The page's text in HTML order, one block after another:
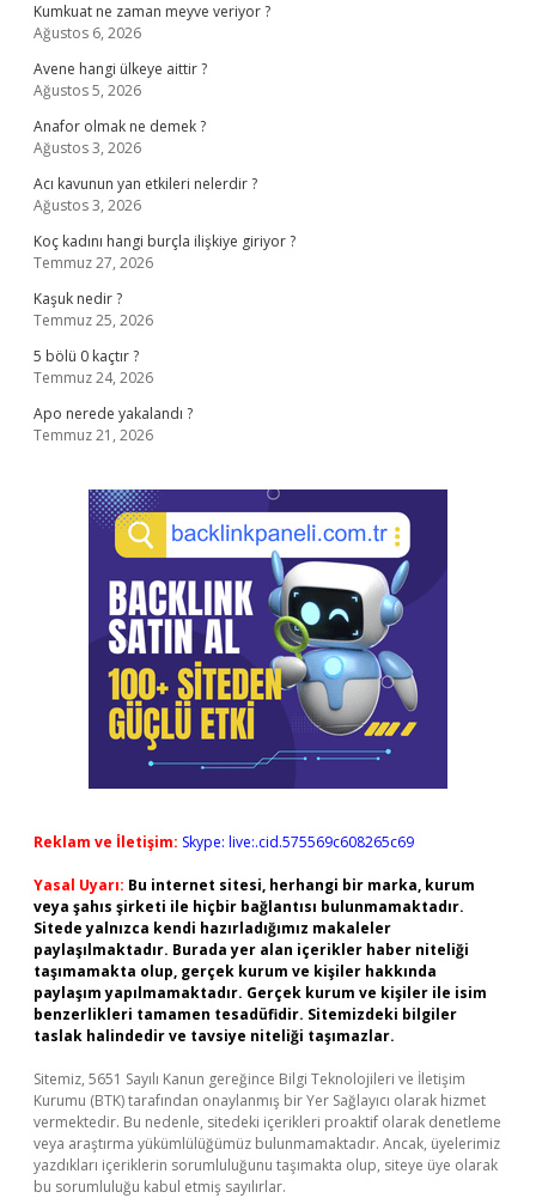
Kumkuat ne zaman meyve veriyor ?
Ağustos 6, 2026
Avene hangi ülkeye aittir ?
Ağustos 5, 2026
Anafor olmak ne demek ?
Ağustos 3, 2026
Acı kavunun yan etkileri nelerdir ?
Ağustos 3, 2026
Koç kadını hangi burçla ilişkiye giriyor ?
Temmuz 27, 2026
Kaşuk nedir ?
Temmuz 25, 2026
5 bölü 0 kaçtır ?
Temmuz 24, 2026
Apo nerede yakalandı ?
Temmuz 21, 2026
Reklam ve İletişim: Skype: live:.cid.575569c608265c69
Yasal Uyarı: Bu internet sitesi, herhangi bir marka, kurum
veya şahıs şirketi ile hiçbir bağlantısı bulunmamaktadır.
Sitede yalnızca kendi hazırladığımız makaleler
paylaşılmaktadır. Burada yer alan içerikler haber niteliği
taşımamakta olup, gerçek kurum ve kişiler hakkında
paylaşım yapılmamaktadır. Gerçek kurum ve kişiler ile isim
benzerlikleri tamamen tesadüfidir. Sitemizdeki bilgiler
taslak halindedir ve tavsiye niteliği taşımazlar.
Sitemiz, 5651 Sayılı Kanun gereğince Bilgi Teknolojileri ve İletişim
Kurumu (BTK) tarafından onaylanmış bir Yer Sağlayıcı olarak hizmet
vermektedir. Bu nedenle, sitedeki içerikleri proaktif olarak denetleme
veya araştırma yükümlülüğümüz bulunmamaktadır. Ancak, üyelerimiz
yazdıkları içeriklerin sorumluluğunu taşımakta olup, siteye üye olarak
bu sorumluluğu kabul etmiş sayılırlar.